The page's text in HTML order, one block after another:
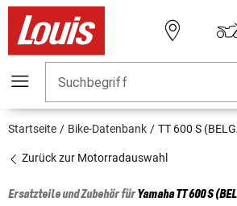
Suchbegriff
Startseite Bike-Datenbank TT 600 S
Zurück zur Motorradauswahl
Ersatzteile und Zubehör fürYamahaTT 600 S